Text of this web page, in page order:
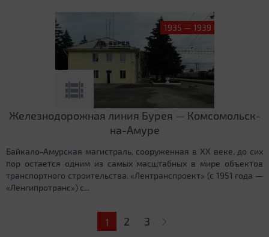
1935 — 1939
Железнодорожная линия Бурея — Комсомольск-
на-Амуре
Байкало-Амурская магистраль, сооруженная в XX веке, до сих
пор остается одним из самых масштабных в мире объектов
транспортного строительства. «Лентранспроект» (с 1951 года —
«Ленгипротранс») с...
1 2 3